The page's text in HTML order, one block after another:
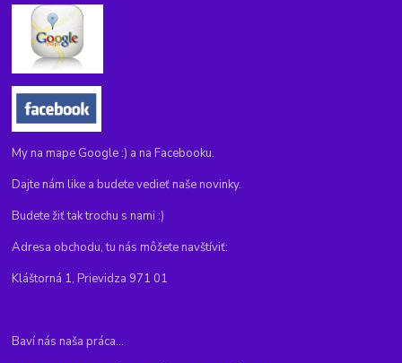
My na mape Google :) a na Facebooku.
Dajte nám like a budete vedieť naše novinky.
Budete žiť tak trochu s nami :)
Adresa obchodu, tu nás môžete navštíviť:
Kláštorná 1, Prievidza 971 01
Baví nás naša práca...